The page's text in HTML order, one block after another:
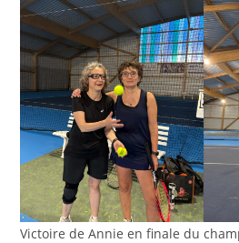
Victoire de Annie en finale du